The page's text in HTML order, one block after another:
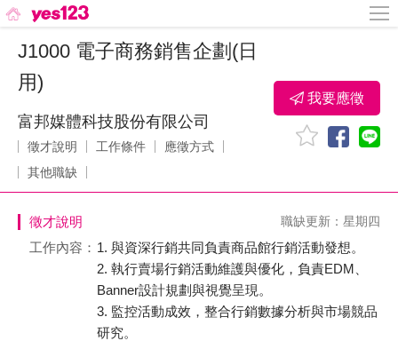
J1000 電子商務銷售企劃(日
用)
富邦媒體科技股份有限公司
徵才說明 工作條件
應徵方式
其他職缺
我要應徵
徵才說明 職缺更新：星期四
工作內容： 1. 與資深行銷共同負責商品館行銷活動發想。
2. 執行賣場行銷活動維護與優化，負責EDM、
Banner設計規劃與視覺呈現。
3. 監控活動成效，整合行銷數據分析與市場競品
研究。